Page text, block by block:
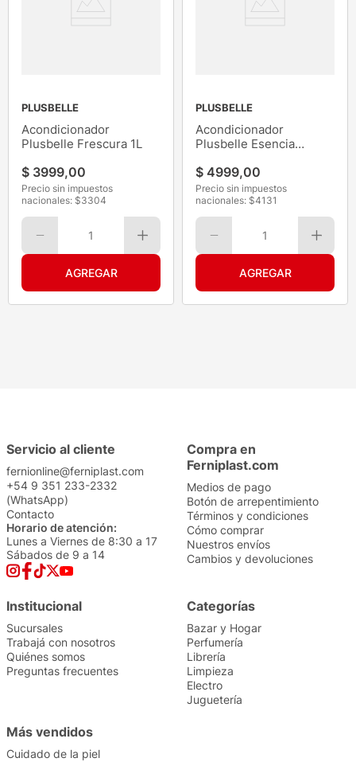
PLUSBELLE
Acondicionador
Plusbelle Frescura 1L
$ 3999,00
Precio sin impuestos
nacionales: $3304
1
PLUSBELLE
Acondicionador
Plusbelle Esencia
$ 4999,00
Precio sin impuestos
nacionales: $4131
1
Servicio al cliente
fernionline@ferniplast.com
+54 9 351 233-2332
(WhatsApp)
Contacto
Horario de atención:
Lunes a Viernes de 8:30 a 17
Sábados de 9 a 14
Compra en
Ferniplast.com
Medios de pago
Botón de arrepentimiento
Términos y condiciones
Cómo comprar
Nuestros envíos
Cambios y devoluciones
Institucional
Sucursales
Trabajá con nosotros
Quiénes somos
Preguntas frecuentes
Categorías
Bazar y Hogar
Perfumería
Librería
Limpieza
Electro
Juguetería
Más vendidos
Cuidado de la piel